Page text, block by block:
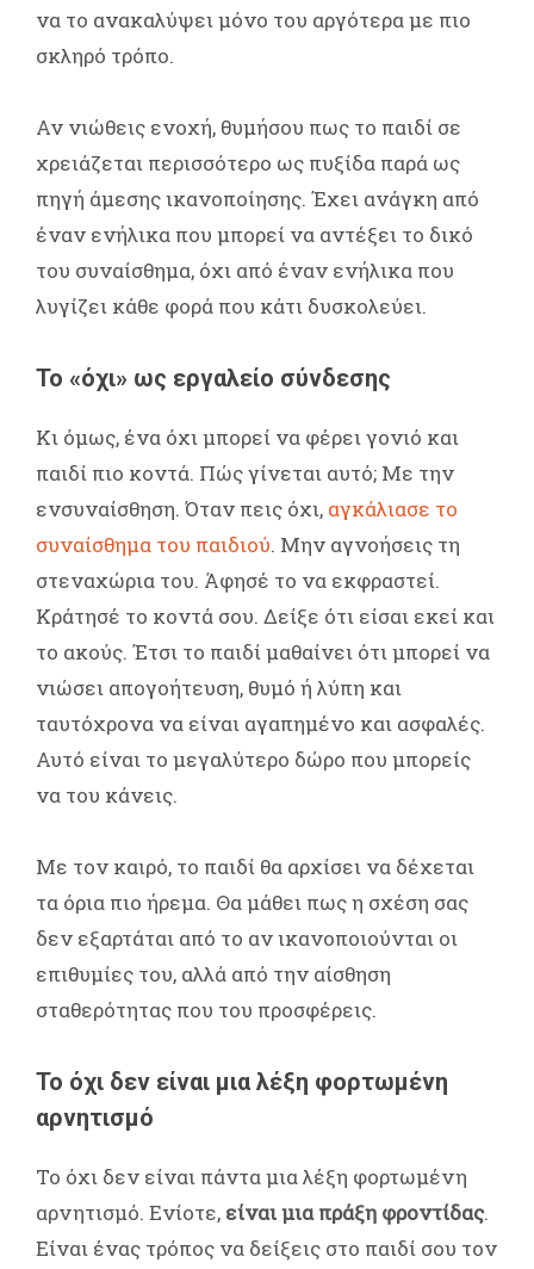
να το ανακαλύψει μόνο του αργότερα με πιο
σκληρό τρόπο.
Αν νιώθεις ενοχή, θυμήσου πως το παιδί σε
χρειάζεται περισσότερο ως πυξίδα παρά ως
πηγή άμεσης ικανοποίησης. Έχει ανάγκη από
έναν ενήλικα που μπορεί να αντέξει το δικό
του συναίσθημα, όχι από έναν ενήλικα που
λυγίζει κάθε φορά που κάτι δυσκολεύει.
Το «όχι» ως εργαλείο σύνδεσης
Κι όμως, ένα όχι μπορεί να φέρει γονιό και
παιδί πιο κοντά. Πώς γίνεται αυτό; Με την
ενσυναίσθηση. Όταν πεις όχι, αγκάλιασε το
συναίσθημα του παιδιού. Μην αγνοήσεις τη
στεναχώρια του. Άφησέ το να εκφραστεί.
Κράτησέ το κοντά σου. Δείξε ότι είσαι εκεί και
το ακούς. Έτσι το παιδί μαθαίνει ότι μπορεί να
νιώσει απογοήτευση, θυμό ή λύπη και
ταυτόχρονα να είναι αγαπημένο και ασφαλές.
Αυτό είναι το μεγαλύτερο δώρο που μπορείς
να του κάνεις.
Με τον καιρό, το παιδί θα αρχίσει να δέχεται
τα όρια πιο ήρεμα. Θα μάθει πως η σχέση σας
δεν εξαρτάται από το αν ικανοποιούνται οι
επιθυμίες του, αλλά από την αίσθηση
σταθερότητας που του προσφέρεις.
Το όχι δεν είναι μια λέξη φορτωμένη
αρνητισμό
Το όχι δεν είναι πάντα μια λέξη φορτωμένη
αρνητισμό. Ενίοτε, είναι μια πράξη φροντίδας.
Είναι ένας τρόπος να δείξεις στο παιδί σου τον